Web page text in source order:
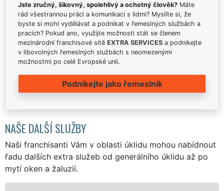
Jste zručný, šikovný, spolehlivý a ochotný člověk? Máte
rád všestrannou práci a komunikaci s lidmi? Myslíte si, že
byste si mohl vydělávat a podnikat v řemeslných službách a
pracích? Pokud ano, využijte možnosti stát se členem
mezinárodní franchisové sítě EXTRA SERVICES a podnikejte
v libovolných řemeslných službách s neomezenými
možnostmi po celé Evropské unii.
Podnikejte jako řemeslník
NAŠE DALŠÍ SLUŽBY
Naši franchisanti Vám v oblasti úklidu mohou nabídnout
řadu dalších extra služeb od generálního úklidu až po
mytí oken a žaluzií.